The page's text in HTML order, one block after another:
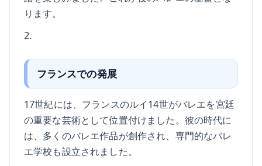
ります。
2.
フランスでの発展
17世紀には、フランスのルイ14世がバレエを宮廷
の重要な芸術として位置付けました。彼の時代に
は、多くのバレエ作品が創作され、専門的なバレ
エ学校も設立されました。